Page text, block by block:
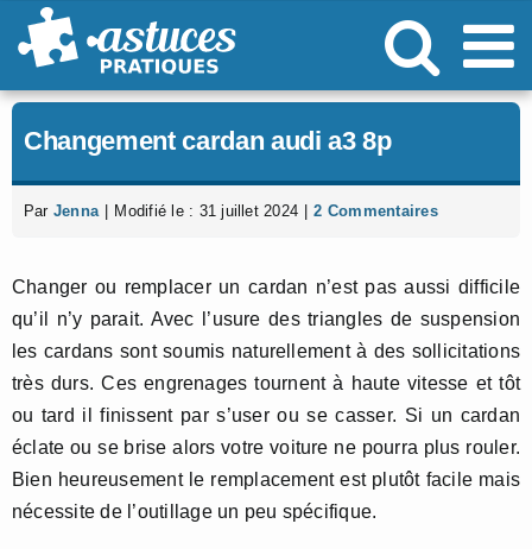
Passer
au
Changement cardan audi a3 8p
Par Jenna Modifié le : 31 juillet 2024 2 Commentaires
Changer ou remplacer un cardan n’est pas aussi difficile
qu’il n’y parait. Avec l’usure des triangles de suspension
les cardans sont soumis naturellement à des sollicitations
très durs. Ces engrenages tournent à haute vitesse et tôt
ou tard il finissent par s’user ou se casser. Si un cardan
éclate ou se brise alors votre voiture ne pourra plus rouler.
Bien heureusement le remplacement est plutôt facile mais
nécessite de l’outillage un peu spécifique.